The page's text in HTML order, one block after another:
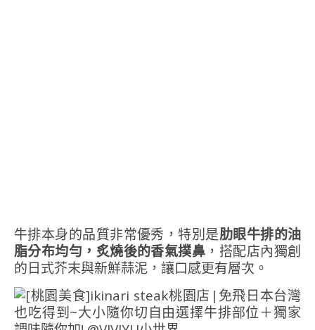
牛排本身的品質非常優秀，特別是肋眼牛排的油
脂分布均勻，炙燒後的香氣撲鼻 ，搭配店內獨創
的日式芥末與新鮮蒜泥，讓口感更有層次。